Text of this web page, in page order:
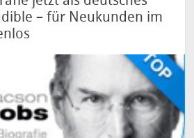
– für Neukunden im